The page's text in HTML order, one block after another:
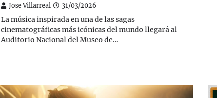
Jose Villarreal 31/03/2026
La música inspirada en una de las sagas
cinematográficas más icónicas del mundo llegará al
Auditorio Nacional del Museo de…